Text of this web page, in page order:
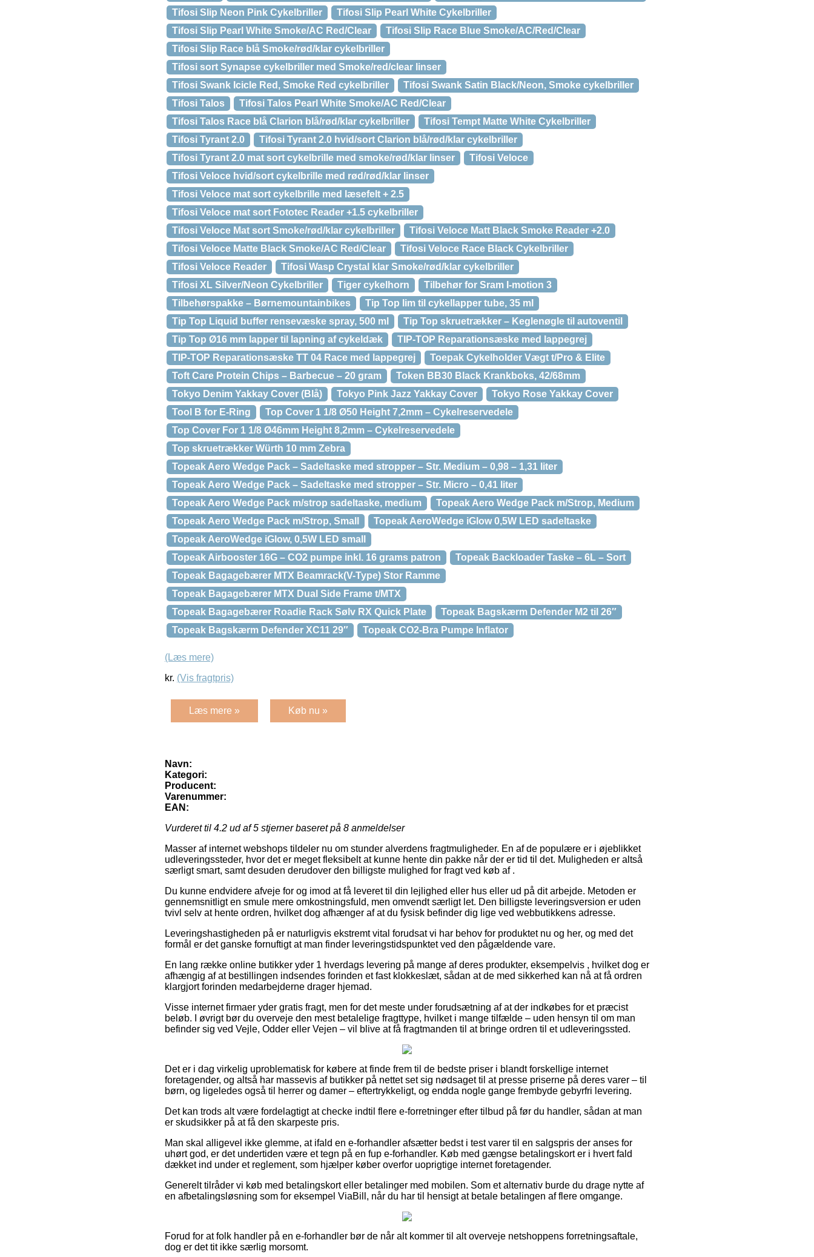
Tifosi Slip Neon Pink Cykelbriller
Tifosi Slip Pearl White Cykelbriller
Tifosi Slip Pearl White Smoke/AC Red/Clear
Tifosi Slip Race Blue Smoke/AC/Red/Clear
Tifosi Slip Race blå Smoke/rød/klar cykelbriller
Tifosi sort Synapse cykelbriller med Smoke/red/clear linser
Tifosi Swank Icicle Red, Smoke Red cykelbriller
Tifosi Swank Satin Black/Neon, Smoke cykelbriller
Tifosi Talos
Tifosi Talos Pearl White Smoke/AC Red/Clear
Tifosi Talos Race blå Clarion blå/rød/klar cykelbriller
Tifosi Tempt Matte White Cykelbriller
Tifosi Tyrant 2.0
Tifosi Tyrant 2.0 hvid/sort Clarion blå/rød/klar cykelbriller
Tifosi Tyrant 2.0 mat sort cykelbrille med smoke/rød/klar linser
Tifosi Veloce
Tifosi Veloce hvid/sort cykelbrille med rød/rød/klar linser
Tifosi Veloce mat sort cykelbrille med læsefelt + 2.5
Tifosi Veloce mat sort Fototec Reader +1.5 cykelbriller
Tifosi Veloce Mat sort Smoke/rød/klar cykelbriller
Tifosi Veloce Matt Black Smoke Reader +2.0
Tifosi Veloce Matte Black Smoke/AC Red/Clear
Tifosi Veloce Race Black Cykelbriller
Tifosi Veloce Reader
Tifosi Wasp Crystal klar Smoke/rød/klar cykelbriller
Tifosi XL Silver/Neon Cykelbriller
Tiger cykelhorn
Tilbehør for Sram I-motion 3
Tilbehørspakke – Børnemountainbikes
Tip Top lim til cykellapper tube, 35 ml
Tip Top Liquid buffer rensevæske spray, 500 ml
Tip Top skruetrækker – Keglenøgle til autoventil
Tip Top Ø16 mm lapper til lapning af cykeldæk
TIP-TOP Reparationsæske med lappegrej
TIP-TOP Reparationsæske TT 04 Race med lappegrej
Toepak Cykelholder Vægt t/Pro & Elite
Toft Care Protein Chips – Barbecue – 20 gram
Token BB30 Black Krankboks, 42/68mm
Tokyo Denim Yakkay Cover (Blå)
Tokyo Pink Jazz Yakkay Cover
Tokyo Rose Yakkay Cover
Tool B for E-Ring
Top Cover 1 1/8 Ø50 Height 7,2mm – Cykelreservedele
Top Cover For 1 1/8 Ø46mm Height 8,2mm – Cykelreservedele
Top skruetrækker Würth 10 mm Zebra
Topeak Aero Wedge Pack – Sadeltaske med stropper – Str. Medium – 0,98 – 1,31 liter
Topeak Aero Wedge Pack – Sadeltaske med stropper – Str. Micro – 0,41 liter
Topeak Aero Wedge Pack m/strop sadeltaske, medium
Topeak Aero Wedge Pack m/Strop, Medium
Topeak Aero Wedge Pack m/Strop, Small
Topeak AeroWedge iGlow 0,5W LED sadeltaske
Topeak AeroWedge iGlow, 0,5W LED small
Topeak Airbooster 16G – CO2 pumpe inkl. 16 grams patron
Topeak Backloader Taske – 6L – Sort
Topeak Bagagebærer MTX Beamrack(V-Type) Stor Ramme
Topeak Bagagebærer MTX Dual Side Frame t/MTX
Topeak Bagagebærer Roadie Rack Sølv RX Quick Plate
Topeak Bagskærm Defender M2 til 26″
Topeak Bagskærm Defender XC11 29″
Topeak CO2-Bra Pumpe Inflator
(Læs mere)
kr. (Vis fragtpris)
Læs mere » Køb nu »
Navn:
Kategori:
Producent:
Varenummer:
EAN:
Vurderet til 4.2 ud af 5 stjerner baseret på 8 anmeldelser
Masser af internet webshops tildeler nu om stunder alverdens fragtmuligheder. En af de populære er i øjeblikket
udleveringssteder, hvor det er meget fleksibelt at kunne hente din pakke når der er tid til det. Muligheden er altså
særligt smart, samt desuden derudover den billigste mulighed for fragt ved køb af .
Du kunne endvidere afveje for og imod at få leveret til din lejlighed eller hus eller ud på dit arbejde. Metoden er
gennemsnitligt en smule mere omkostningsfuld, men omvendt særligt let. Den billigste leveringsversion er uden
tvivl selv at hente ordren, hvilket dog afhænger af at du fysisk befinder dig lige ved webbutikkens adresse.
Leveringshastigheden på er naturligvis ekstremt vital forudsat vi har behov for produktet nu og her, og med det
formål er det ganske fornuftigt at man finder leveringstidspunktet ved den pågældende vare.
En lang række online butikker yder 1 hverdags levering på mange af deres produkter, eksempelvis , hvilket dog er
afhængig af at bestillingen indsendes forinden et fast klokkeslæt, sådan at de med sikkerhed kan nå at få ordren
klargjort forinden medarbejderne drager hjemad.
Visse internet firmaer yder gratis fragt, men for det meste under forudsætning af at der indkøbes for et præcist
beløb. I øvrigt bør du overveje den mest betalelige fragttype, hvilket i mange tilfælde – uden hensyn til om man
befinder sig ved Vejle, Odder eller Vejen – vil blive at få fragtmanden til at bringe ordren til et udleveringssted.
Det er i dag virkelig uproblematisk for købere at finde frem til de bedste priser i blandt forskellige internet
foretagender, og altså har massevis af butikker på nettet set sig nødsaget til at presse priserne på deres varer – til
børn, og ligeledes også til herrer og damer – eftertrykkeligt, og endda nogle gange frembyde gebyrfri levering.
Det kan trods alt være fordelagtigt at checke indtil flere e-forretninger efter tilbud på før du handler, sådan at man
er skudsikker på at få den skarpeste pris.
Man skal alligevel ikke glemme, at ifald en e-forhandler afsætter bedst i test varer til en salgspris der anses for
uhørt god, er det undertiden være et tegn på en fup e-forhandler. Køb med gængse betalingskort er i hvert fald
dækket ind under et reglement, som hjælper køber overfor uoprigtige internet foretagender.
Generelt tilråder vi køb med betalingskort eller betalinger med mobilen. Som et alternativ burde du drage nytte af
en afbetalingsløsning som for eksempel ViaBill, når du har til hensigt at betale betalingen af flere omgange.
Forud for at folk handler på en e-forhandler bør de når alt kommer til alt overveje netshoppens forretningsaftale,
dog er det tit ikke særlig morsomt.